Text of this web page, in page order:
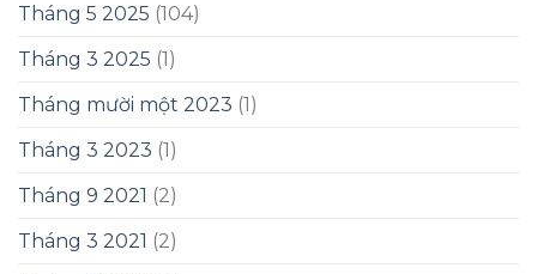
Tháng 5 2025 (104)
Tháng 3 2025 (1)
Tháng mười một 2023 (1)
Tháng 3 2023 (1)
Tháng 9 2021 (2)
Tháng 3 2021 (2)